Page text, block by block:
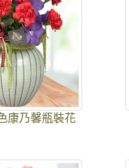
康乃馨瓶裝花